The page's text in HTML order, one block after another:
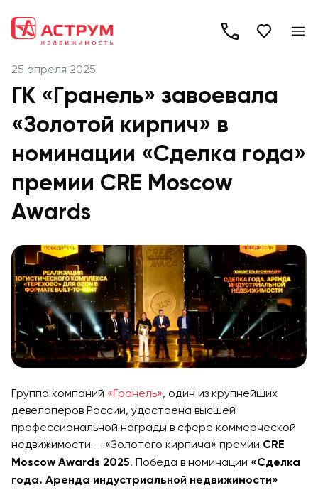
19-
82
25 апреля 2025
ГК «Гранель» завоевала
«Золотой кирпич» в
номинации «Сделка года»
премии CRE Moscow
Awards
Группа компаний «Гранель», один из крупнейших
девелоперов России, удостоена высшей
профессиональной награды в сфере коммерческой
недвижимости — «Золотого кирпича» премии CRE
Moscow Awards 2025. Победа в номинации «Сделка
года. Аренда индустриальной недвижимости»